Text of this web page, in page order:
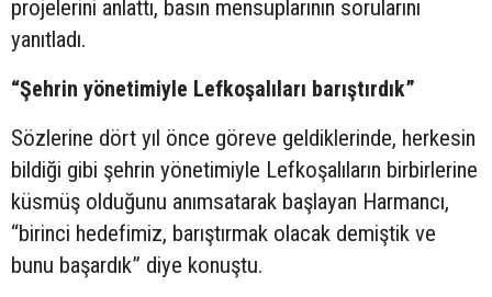
projelerini anlattı, basın mensuplarının sorularını
yanıtladı.
“Şehrin yönetimiyle Lefkoşalıları barıştırdık”
Sözlerine dört yıl önce göreve geldiklerinde, herkesin
bildiği gibi şehrin yönetimiyle Lefkoşalıların birbirlerine
küsmüş olduğunu anımsatarak başlayan Harmancı,
“birinci hedefimiz, barıştırmak olacak demiştik ve
bunu başardık” diye konuştu.